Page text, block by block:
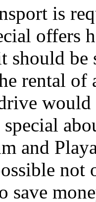
is
offers
should
rental of
would
and
not
save